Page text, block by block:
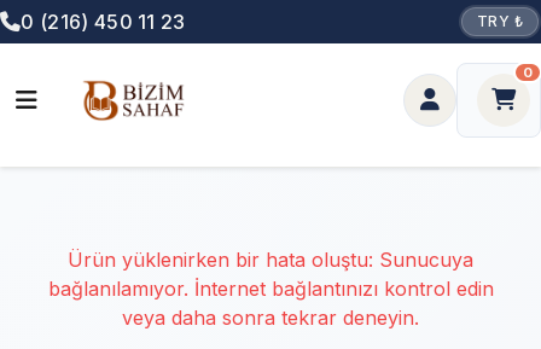
0 (216) 450 11 23 TRY ₺
0
Ürün yüklenirken bir hata oluştu: Sunucuya
bağlanılamıyor. İnternet bağlantınızı kontrol edin
veya daha sonra tekrar deneyin.